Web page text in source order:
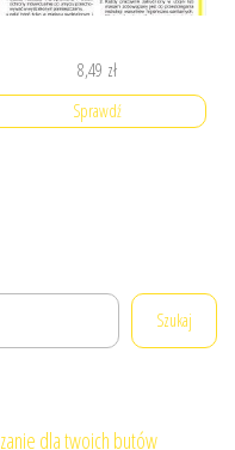
8,49 zł
Sprawdź
Szukaj
dla twoich butów